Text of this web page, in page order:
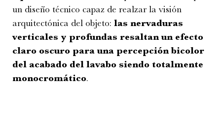
un diseño técnico capaz de realzar la visión
arquitectónica del objeto: las nervaduras
verticales y profundas resaltan un efecto
claro oscuro para una percepción bicolor
del acabado del lavabo siendo totalmente
monocromático.